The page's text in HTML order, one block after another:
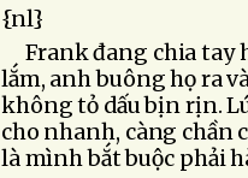
{nl}
Frank đang chia tay
lắm, anh buông họ ra
không tỏ dấu bịn rịn.
cho nhanh, càng chần
là mình bắt buộc phải